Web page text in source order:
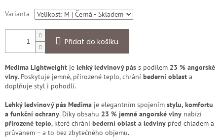
Varianta
Přidat do košíku
Medima Lightweight je lehký ledvinový pás s podílem 23 % angorské
vlny. Poskytuje jemné, přirozené teplo, chrání bederní oblast a
doplňuje styl i pohodlí.
Lehký ledvinový pás Medima je elegantním spojením stylu, komfortu
a funkční ochrany. Díky obsahu 23 % jemné angorské vlny nabízí
přirozené teplo, které chrání bederní oblast a ledviny před chladem a
průvanem – a to bez zbytečného objemu.